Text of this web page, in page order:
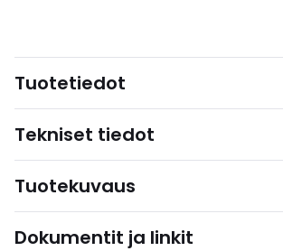
Tuotetiedot
Tekniset tiedot
Tuotekuvaus
Dokumentit ja linkit